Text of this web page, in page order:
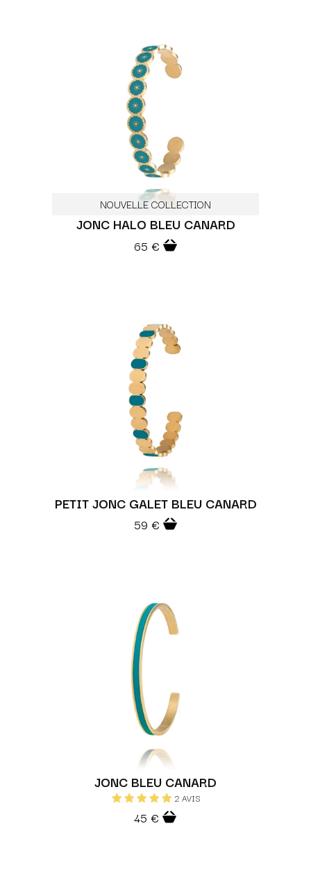
NOUVELLE COLLECTION
JONC HALO BLEU CANARD
65 €
PETIT JONC GALET BLEU CANARD
59 €
JONC BLEU CANARD
2 AVIS
45 €